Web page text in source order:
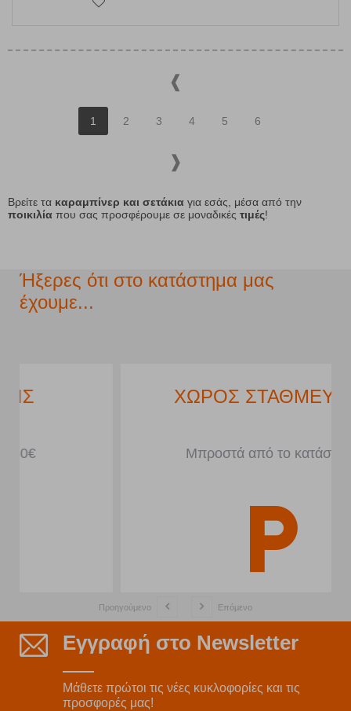
1 2 3 4 5 6
Βρείτε τα καραμπίνερ και σετάκια για εσάς, μέσα από την
ποικιλία που σας προσφέρουμε σε μοναδικές τιμές!
Ήξερες ότι στο κατάστημα μας
έχουμε...
ΧΩΡΟΣ ΣΤΑΘΜΕΥΣΗΣ
Μπροστά από το κατάστημα
Προηγούμενο Επόμενο
Εγγραφή στο Newsletter
Μάθετε πρώτοι τις νέες κυκλοφορίες και τις
προσφορές μας!